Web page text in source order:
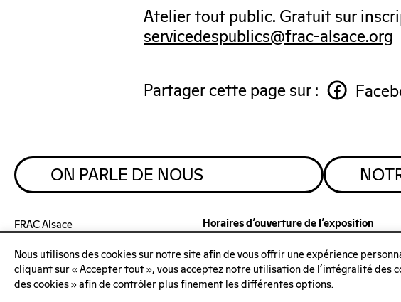
Atelier tout public. Gratuit sur
servicedespublics@frac-alsace.org
Partager cette page sur :
ON PARLE DE NOUS
FRAC Alsace
F – 67600 SÉLESTAT
+33(0)388 58 87 55
Contactez-nous
Horaires d’ouverture de l’exposition
Du lundi au samedi de 14h à 18h
Entrée et ateliers gratuits, sur
inscription
Nous utilisons des cookies sur notre site afin de vous offrir une expérience
cliquant sur « Accepter tout », vous acceptez notre utilisation de l'intégralité des
des cookies » afin de contrôler plus finement les différentes options.